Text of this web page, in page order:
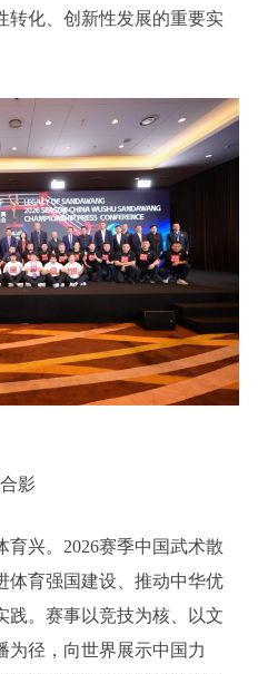
转化、创新性发展的重要实
影
兴。2026赛季中国武术散
体育强国建设、推动中华优
践。赛事以竞技为核、以文
为径，向世界展示中国力